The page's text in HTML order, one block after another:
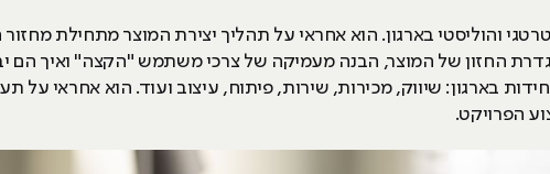
והוליסטי בארגון. הוא אחראי על תהליך יצירת המוצר מתחילת
החזון של המוצר, הבנה מעמיקה של צרכי משתמש "הקצה" ואיך הם
בארגון: שיווק, מכירות, שירות, פיתוח, עיצוב ועוד. הוא אחראי על
הפרויקט.